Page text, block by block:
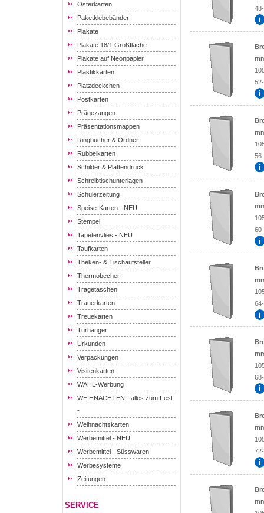
Osterkarten
Paketklebebänder
Plakate
Plakate 18/1 Großfläche
Plakate auf Neonpapier
Plastikkarten
Platzdeckchen
Postkarten
Prägezangen
Präsentationsmappen
Ringbücher & Ordner
Rubbelkarten
Schilder & Plattendruck
Schreibtischunterlagen
Schülerzeitung
Speise-Karten - NEU
Stempel
Tapetenvlies - NEU
Taufkarten
Theken- & Tischaufsteller
Thermobecher
Tragetaschen
Trauerkarten
Treuekarten
Türhänger
Urkunden
Verpackungen
Visitenkarten
WAHL-Werbung
WEIHNACHTEN - alles zum Fest
-
Weihnachtskarten
Werbemittel - NEU
Werbemittel - Süsswaren
Werbesysteme
Zeitungen
SERVICE